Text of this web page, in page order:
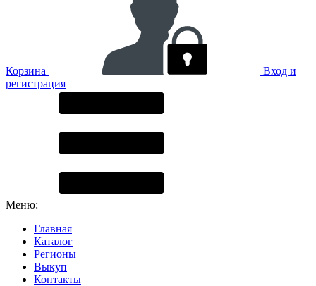
Корзина
Вход и
регистрация
Меню:
Главная
Каталог
Регионы
Выкуп
Контакты